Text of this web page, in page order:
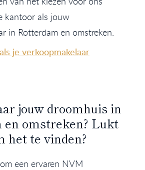
kantoor als jouw
in Rotterdam en omstreken.
je verkoopmakelaar
jouw droomhuis in
en omstreken? Lukt
het te vinden?
een ervaren NVM